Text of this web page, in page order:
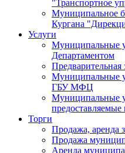
"Транспортное
Муниципальное
Кургана
Услуги
Муниципальные
Департаментом
Предварительная
Муниципальные
ГБУ МФЦ
Муниципальные
Торги
Продажа, аренда
Продажа
Аренда